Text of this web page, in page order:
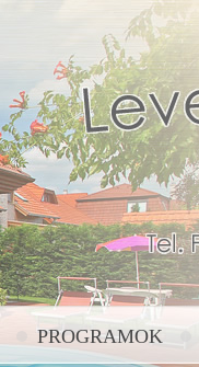
PROGRAMOK